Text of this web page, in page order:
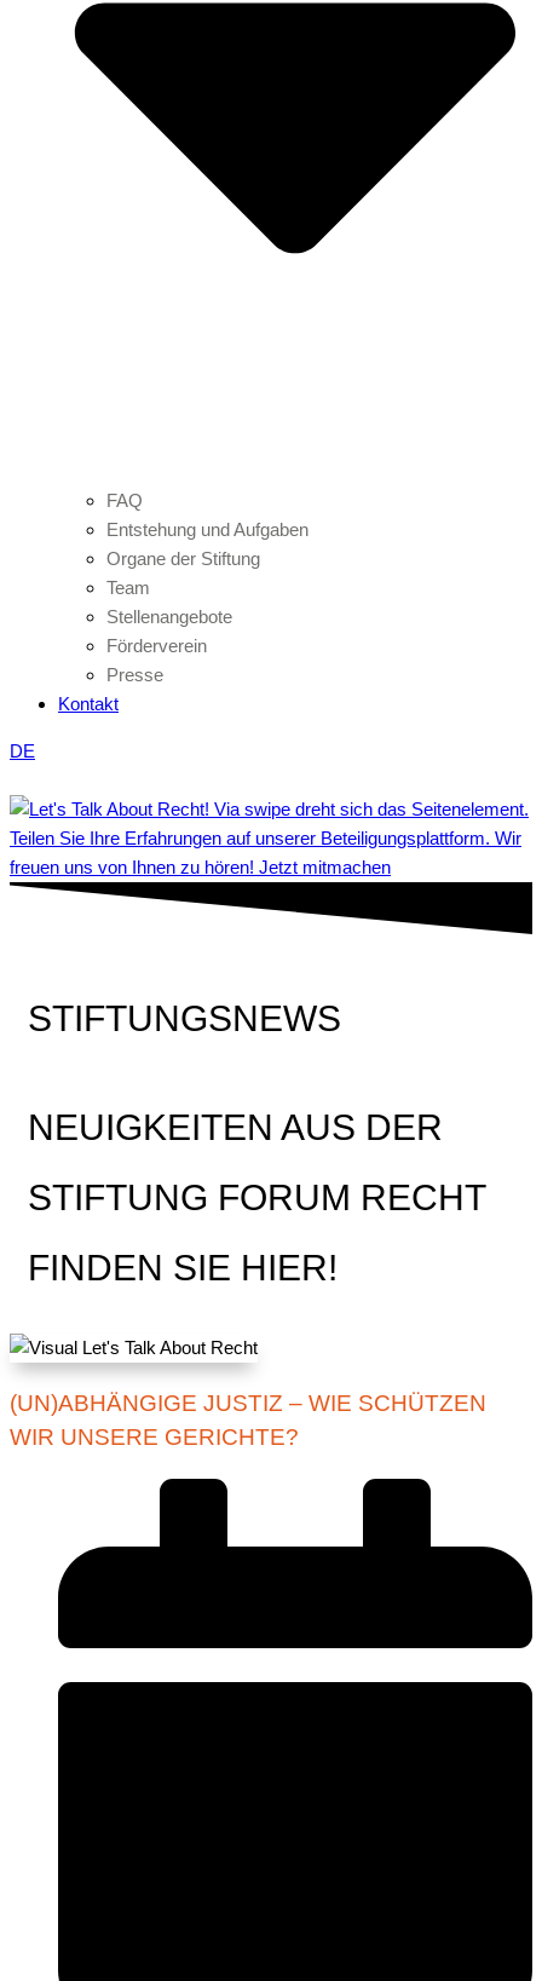
FAQ
Entstehung und Aufgaben
Organe der Stiftung
Team
Stellenangebote
Förderverein
Presse
Kontakt
DE
Teilen Sie Ihre Erfahrungen auf unserer Beteiligungsplattform. Wir
freuen uns von Ihnen zu hören! Jetzt mitmachen
STIFTUNGSNEWS
NEUIGKEITEN AUS DER
STIFTUNG FORUM RECHT
FINDEN SIE HIER!
(UN)ABHÄNGIGE JUSTIZ – WIE SCHÜTZEN
WIR UNSERE GERICHTE?